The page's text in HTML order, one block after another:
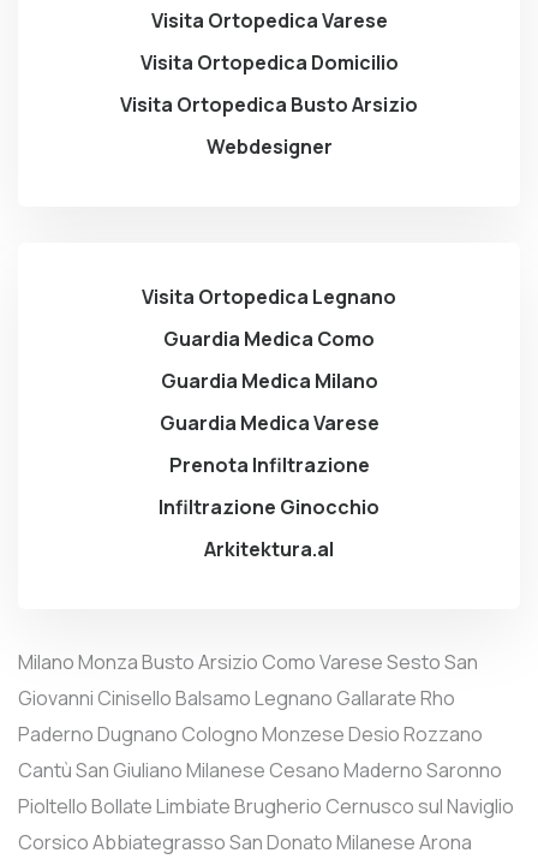
Visita Ortopedica Varese
Visita Ortopedica Domicilio
Visita Ortopedica Busto Arsizio
Webdesigner
Visita Ortopedica Legnano
Guardia Medica Como
Guardia Medica Milano
Guardia Medica Varese
Prenota Infiltrazione
Infiltrazione Ginocchio
Arkitektura.al
MilanoMonzaBusto Arsizio ComoVareseSesto San
Giovanni Cinisello BalsamoLegnano GallarateRho
Paderno Dugnano Cologno MonzeseDesioRozzano
CantùSan Giuliano Milanese Cesano MadernoSaronno
PioltelloBollateLimbiateBrugherio Cernusco sul Naviglio
CorsicoAbbiategrassoSan Donato MilaneseArona